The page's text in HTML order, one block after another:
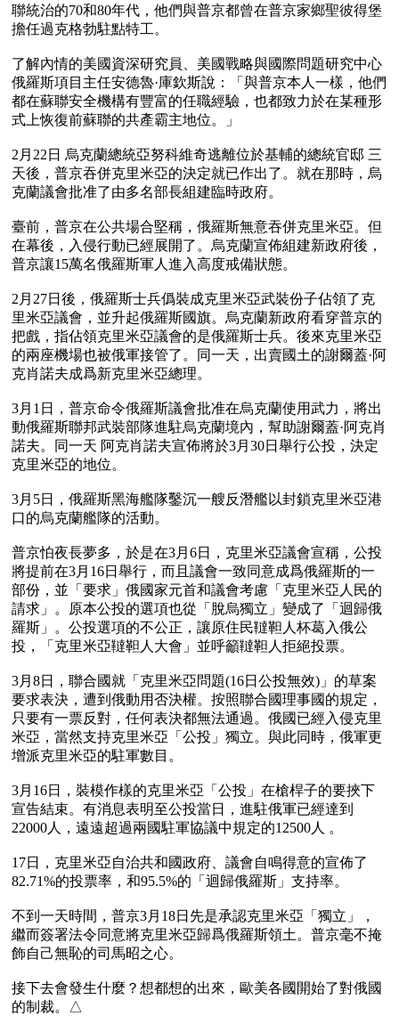
聯統治的70和80年代，他們與普京都曾在普京家鄉聖彼得堡
擔任過克格勃駐點特工。
了解內情的美國資深研究員、美國戰略與國際問題研究中心
俄羅斯項目主任安德魯·庫欽斯說：「與普京本人一樣，他們
都在蘇聯安全機構有豐富的任職經驗，也都致力於在某種形
式上恢復前蘇聯的共產霸主地位。」
2月22日 烏克蘭總統亞努科維奇逃離位於基輔的總統官邸 三
天後，普京吞併克里米亞的決定就已作出了。就在那時，烏
克蘭議會批准了由多名部長組建臨時政府。
臺前，普京在公共場合堅稱，俄羅斯無意吞併克里米亞。但
在幕後，入侵行動已經展開了。烏克蘭宣佈組建新政府後，
普京讓15萬名俄羅斯軍人進入高度戒備狀態。
2月27日後，俄羅斯士兵僞裝成克里米亞武裝份子佔領了克
里米亞議會，並升起俄羅斯國旗。烏克蘭新政府看穿普京的
把戲，指佔領克里米亞議會的是俄羅斯士兵。後來克里米亞
的兩座機場也被俄軍接管了。同一天，出賣國土的謝爾蓋·阿
克肖諾夫成爲新克里米亞總理。
3月1日，普京命令俄羅斯議會批准在烏克蘭使用武力，將出
動俄羅斯聯邦武裝部隊進駐烏克蘭境內，幫助謝爾蓋·阿克肖
諾夫。同一天 阿克肖諾夫宣佈將於3月30日舉行公投，決定
克里米亞的地位。
3月5日，俄羅斯黑海艦隊鑿沉一艘反潛艦以封鎖克里米亞港
口的烏克蘭艦隊的活動。
普京怕夜長夢多，於是在3月6日，克里米亞議會宣稱，公投
將提前在3月16日舉行，而且議會一致同意成爲俄羅斯的一
部份，並「要求」俄國家元首和議會考慮「克里米亞人民的
請求」。原本公投的選項也從「脫烏獨立」變成了「迴歸俄
羅斯」。公投選項的不公正，讓原住民韃靼人杯葛入俄公
投，「克里米亞韃靼人大會」並呼籲韃靼人拒絕投票。
3月8日，聯合國就「克里米亞問題(16日公投無效)」的草案
要求表決，遭到俄動用否決權。按照聯合國理事國的規定，
只要有一票反對，任何表決都無法通過。俄國已經入侵克里
米亞，當然支持克里米亞「公投」獨立。與此同時，俄軍更
增派克里米亞的駐軍數目。
3月16日，裝模作樣的克里米亞「公投」在槍桿子的要挾下
宣告結束。有消息表明至公投當日，進駐俄軍已經達到
22000人，遠遠超過兩國駐軍協議中規定的12500人 。
17日，克里米亞自治共和國政府、議會自鳴得意的宣佈了
82.71%的投票率，和95.5%的「迴歸俄羅斯」支持率。
不到一天時間，普京3月18日先是承認克里米亞「獨立」，
繼而簽署法令同意將克里米亞歸爲俄羅斯領土。普京毫不掩
飾自己無恥的司馬昭之心。
接下去會發生什麼？想都想的出來，歐美各國開始了對俄國